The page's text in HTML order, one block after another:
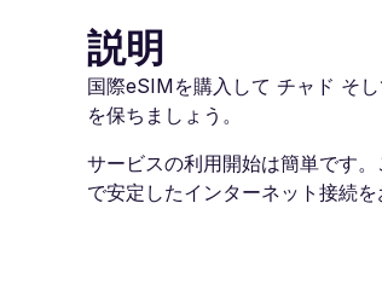
説明
国際eSIMを購入して チャド そ
を保ちましょう。
サービスの利用開始は簡単です
で安定したインターネット接続